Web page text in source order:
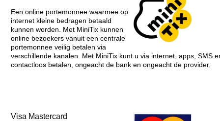
Een online portemonnee waarmee op
internet kleine bedragen betaald
kunnen worden. Met MiniTix kunnen
online bezoekers vanuit een centrale
portemonnee veilig betalen via
verschillende kanalen. Met MiniTix kunt u via internet, apps, SMS
contactloos betalen, ongeacht de bank en ongeacht de provider.
Visa Mastercard